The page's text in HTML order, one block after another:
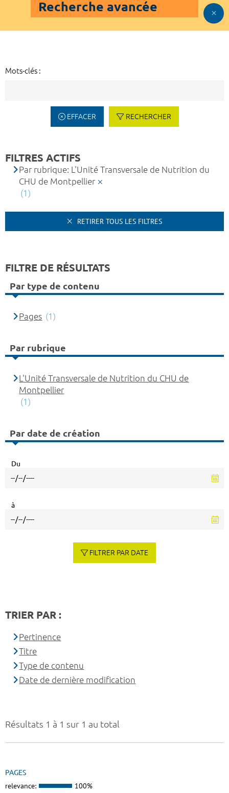
Recherche avancée
Mots-clés :
EFFACER RECHERCHER
Résultats 1 à 1 sur 1 au total
PAGES
relevance: 100%
FILTRES ACTIFS
Par rubrique: L'Unité Transversale de Nutrition du
CHU de Montpellier
(1)
RETIRER TOUS LES FILTRES
FILTRE DE RÉSULTATS
Par type de contenu
Pages (1)
Par rubrique
L'Unité Transversale de Nutrition du CHU de
Montpellier
(1)
Par date de création
Du
à
FILTRER PAR DATE
TRIER PAR :
Pertinence
Titre
Type de contenu
Date de dernière modification